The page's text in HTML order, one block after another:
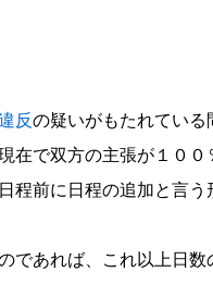
反の疑いがもたれてい
在で双方の主張が１０
程前に日程の追加と言
であれば、これ以上日